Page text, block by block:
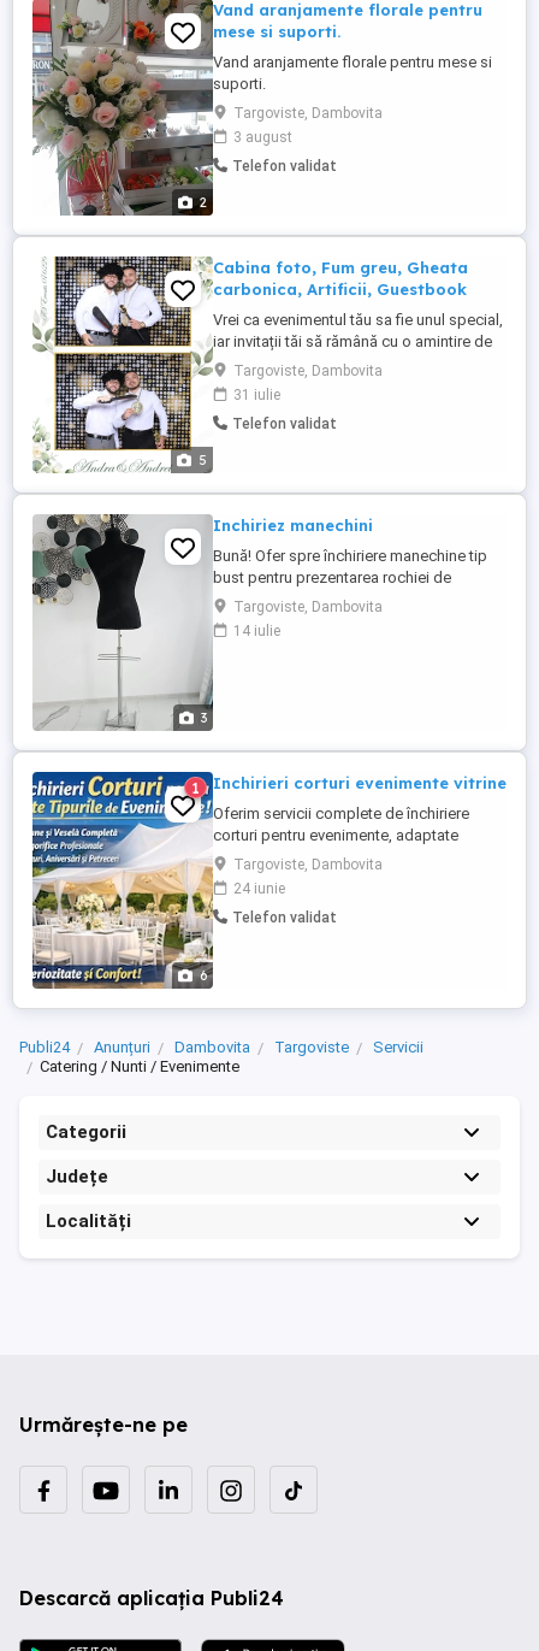
2
Vand aranjamente florale pentru
mese si suporti.
Vand aranjamente florale pentru mese si
suporti.
Targoviste, Dambovita
3 august
Telefon validat
5
Cabina foto, Fum greu, Gheata
carbonica, Artificii, Guestbook
Vrei ca evenimentul tău sa fie unul special,
iar invitații tăi să rămână cu o amintire de
neuitat? Cabina foto este alegerea ideală
pentru orice tip de petrecere! TS Events vă
oferă: Fotografii nelimitate Magneți
nelimitați Design personalizat Print format
Targoviste, Dambovita
31 iulie
Telefon validat
3
Inchiriez manechini
Bună! Ofer spre închiriere manechine tip
bust pentru prezentarea rochiei de
mireasă și a costumului de mire ideale
pentru ședințe foto, expunere sau
pregătirea ținutelor înainte de marele
Targoviste, Dambovita
14 iulie
6
1 Inchirieri corturi evenimente vitrine
Oferim servicii complete de închiriere
corturi pentru evenimente, adaptate
oricărui tip de ocazie nunți, botezuri,
petreceri private sau evenimente
corporate. Punem la dispoziție corturi de
diferite dimensiuni, moderne și sigure,
Targoviste, Dambovita
24 iunie
Telefon validat
Publi24 Anunțuri Dambovita Targoviste
Servicii
Catering / Nunti / Evenimente
Categorii
Județe
Localități
Urmărește-ne pe
Descarcă aplicația Publi24